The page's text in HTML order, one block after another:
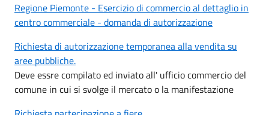
Regione Piemonte - Esercizio di commercio al dettaglio in
centro commerciale - domanda di autorizzazione
Richiesta di autorizzazione temporanea alla vendita su
aree pubbliche.
Deve essre compilato ed inviato all' ufficio commercio del
comune in cui si svolge il mercato o la manifestazione